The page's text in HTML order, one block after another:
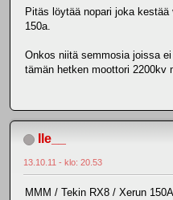
Pitäs löytää nopari joka
150a.
Onkos niitä semmosia joissa
tämän hetken moottori 2200kv
Ile__
13.10.11 - klo: 20.53
MMM / Tekin RX8 / Xerun